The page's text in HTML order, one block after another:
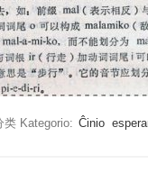
类 Kategorio: Ĉinio